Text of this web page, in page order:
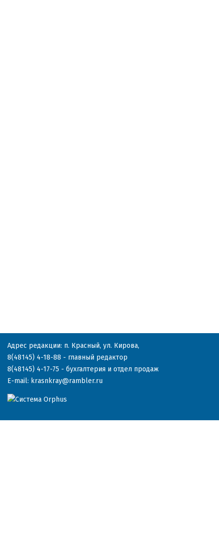
Адрес редакции: п. Красный, ул. Кирова,
8(48145) 4-18-88 - главный редактор
8(48145) 4-17-75 - бухгалтерия и отдел продаж
E-mail: krasnkray@rambler.ru